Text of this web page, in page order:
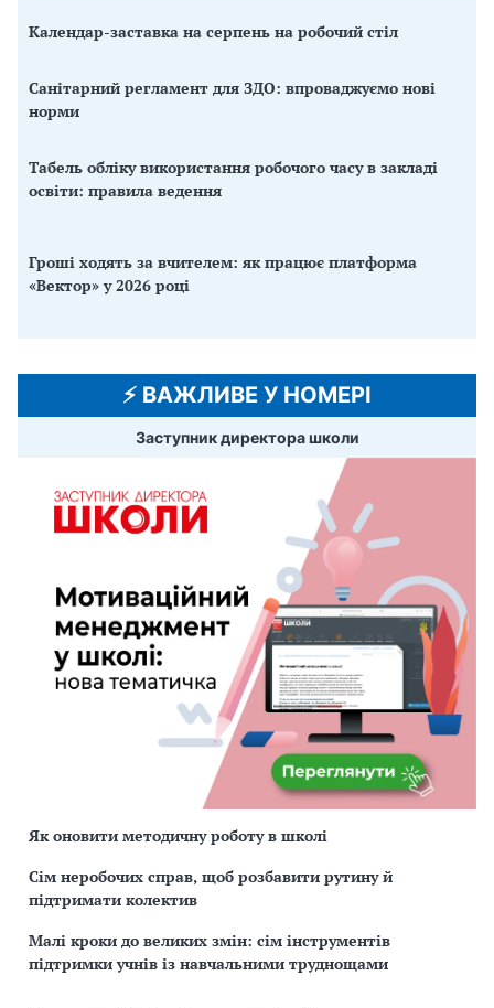
Календар-заставка на серпень на робочий стіл
Санітарний регламент для ЗДО: впроваджуємо нові
норми
Табель обліку використання робочого часу в закладі
освіти: правила ведення
Гроші ходять за вчителем: як працює платформа
«Вектор» у 2026 році
⚡️ ВАЖЛИВЕ У НОМЕРІ
Заступник директора школи
Як оновити методичну роботу в школі
Сім неробочих справ, щоб розбавити рутину й
підтримати колектив
Малі кроки до великих змін: сім інструментів
підтримки учнів із навчальними труднощами